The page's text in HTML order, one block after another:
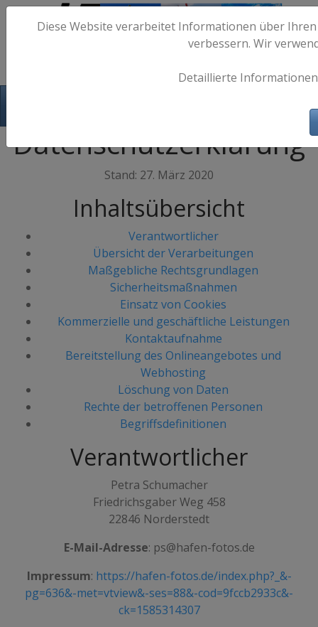
Datenschutzerklärung
Stand: 27. März 2020
Inhaltsübersicht
Verantwortlicher
Übersicht der Verarbeitungen
Maßgebliche Rechtsgrundlagen
Sicherheitsmaßnahmen
Einsatz von Cookies
Kommerzielle und geschäftliche Leistungen
Kontaktaufnahme
Bereitstellung des Onlineangebotes und
Webhosting
Löschung von Daten
Rechte der betroffenen Personen
Begriffsdefinitionen
Verantwortlicher
Petra Schumacher
Friedrichsgaber Weg 458
22846 Norderstedt
E-Mail-Adresse: ps@hafen-fotos.de
Impressum: https://hafen-fotos.de/index.php?_&-
pg=636&-met=vtview&-ses=88&-cod=9fccb2933c&-
ck=1585314307
Diese Website verarbeitet Informationen über
verbessern. Wir
Detaillierte